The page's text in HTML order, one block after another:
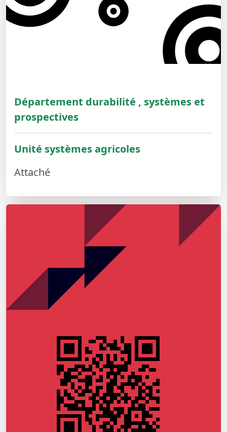
Département durabilité , systèmes et
prospectives
Unité systèmes agricoles
Attaché